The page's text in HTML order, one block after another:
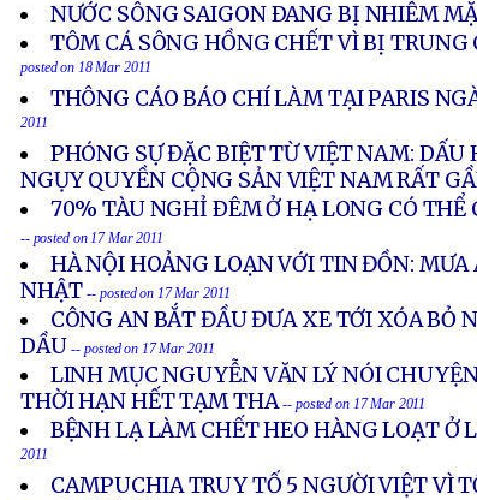
NƯỚC SÔNG SAIGON ÐANG BỊ NHIỄM
TÔM CÁ SÔNG HỒNG CHẾT VÌ BỊ TRUNG
posted on 18 Mar 2011
THÔNG CÁO BÁO CHÍ LÀM TẠI PARIS
2011
PHÓNG SỰ ĐẶC BIỆT TỪ VIỆT NAM: DẤU
NGỤY QUYỀN CỘNG SẢN VIỆT NAM RẤT
70% TÀU NGHỈ ÐÊM Ở HẠ LONG CÓ THỂ
-- posted on 17 Mar 2011
HÀ NỘI HOẢNG LOẠN VỚI TIN ĐỒN: MƯA
NHẬT -- posted on 17 Mar 2011
CÔNG AN BẮT ĐẦU ĐƯA XE TỚI XÓA BỎ
DẦU-- posted on 17 Mar 2011
LINH MỤC NGUYỄN VĂN LÝ NÓI
THỜI HẠN HẾT TẠM THA-- posted on 17 Mar 2011
BỆNH LẠ LÀM CHẾT HEO HÀNG LOẠT Ở
2011
CAMPUCHIA TRUY TỐ 5 NGƯỜI VIỆT VÌ